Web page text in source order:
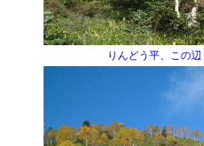
りんどう平、この